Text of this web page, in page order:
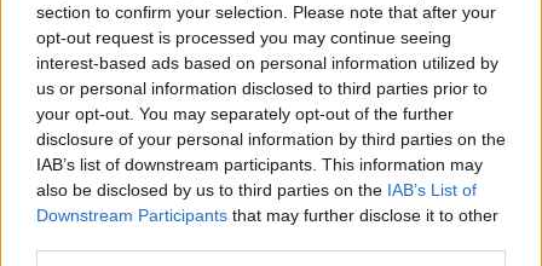
section to confirm your selection. Please note that after your
opt-out request is processed you may continue seeing
interest-based ads based on personal information utilized by
us or personal information disclosed to third parties prior to
your opt-out. You may separately opt-out of the further
disclosure of your personal information by third parties on the
IAB’s list of downstream participants. This information may
also be disclosed by us to third parties on the IAB’s List of
Downstream Participants that may further disclose it to other
«Πού κρυβόταν», θα αναρωτηθείτε για την
δεύτερη μεγαλύτερη πόλη της Ουγγαρίας, που
όμως βρισκόταν πάντα στη σκιά της
Βουδαπέστης. Έχει όμως κι αυτή τώρα την
ευκαιρία να δείξει τη γοητεία της, αφού ανέρχεται